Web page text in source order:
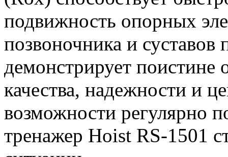
подвижность опорных
позвоночника и суставов
демонстрирует поистине
качества, надежности и
возможности регулярно
тренажер Hoist RS-1501